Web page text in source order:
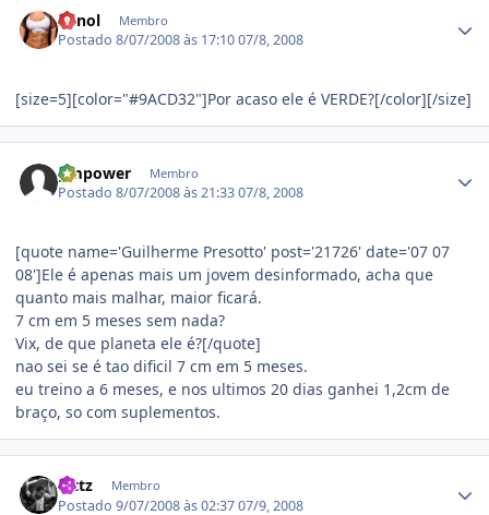
Xanol Membro
Postado8/07/2008 às 17:1007/8, 2008
[size=5][color="#9ACD32"]Por acaso ele é VERDE?[/color][/size]
gmpower Membro
Postado8/07/2008 às 21:3307/8, 2008
[quote name='Guilherme Presotto' post='21726' date='07 07
08']Ele é apenas mais um jovem desinformado, acha que
quanto mais malhar, maior ficará.
7 cm em 5 meses sem nada?
Vix, de que planeta ele é?[/quote]
nao sei se é tao dificil 7 cm em 5 meses.
eu treino a 6 meses, e nos ultimos 20 dias ganhei 1,2cm de
braço, so com suplementos.
luttz Membro
Postado9/07/2008 às 02:3707/9, 2008